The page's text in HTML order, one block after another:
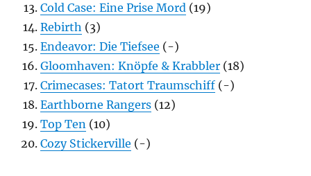
Cold Case: Eine Prise Mord (19)
Rebirth (3)
Endeavor: Die Tiefsee (-)
Gloomhaven: Knöpfe & Krabbler (18)
Crimecases: Tatort Traumschiff (-)
Earthborne Rangers (12)
Top Ten (10)
Cozy Stickerville (-)